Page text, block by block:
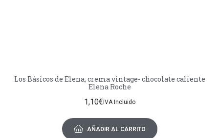
Los Básicos de Elena, crema vintage- chocolate caliente
Elena Roche
1,10€IVA Incluido
AÑADIR AL CARRITO